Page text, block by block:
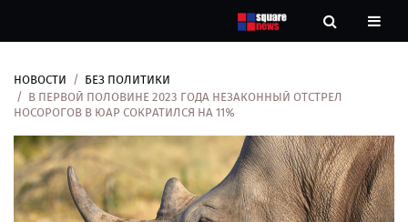
Новости
Рубрики
Контакты
НОВОСТИ
БЕЗ ПОЛИТИКИ
В ПЕРВОЙ ПОЛОВИНЕ 2023 ГОДА НЕЗАКОННЫЙ ОТСТРЕЛ
НОСОРОГОВ В ЮАР СОКРАТИЛСЯ НА 11%